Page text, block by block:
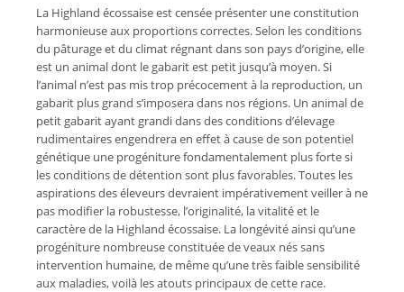
La Highland écossaise est censée présenter une constitution
harmonieuse aux proportions correctes. Selon les conditions
du pâturage et du climat régnant dans son pays d’origine, elle
est un animal dont le gabarit est petit jusqu’à moyen. Si
l’animal n’est pas mis trop précocement à la reproduction, un
gabarit plus grand s’imposera dans nos régions. Un animal de
petit gabarit ayant grandi dans des conditions d’élevage
rudimentaires engendrera en effet à cause de son potentiel
génétique une progéniture fondamentalement plus forte si
les conditions de détention sont plus favorables. Toutes les
aspirations des éleveurs devraient impérativement veiller à ne
pas modifier la robustesse, l’originalité, la vitalité et le
caractère de la Highland écossaise. La longévité ainsi qu’une
progéniture nombreuse constituée de veaux nés sans
intervention humaine, de même qu’une très faible sensibilité
aux maladies, voilà les atouts principaux de cette race.